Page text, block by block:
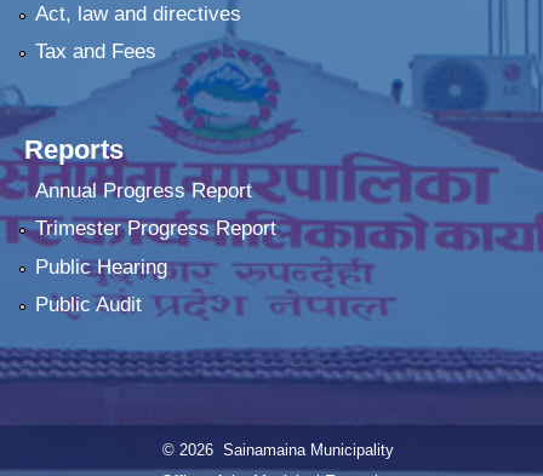
Act, law and directives
Tax and Fees
Reports
Annual Progress Report
Trimester Progress Report
Public Hearing
Public Audit
© 2026 Sainamaina Municipality